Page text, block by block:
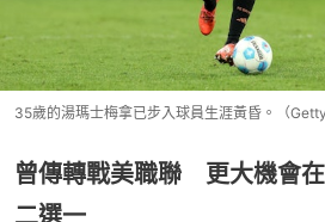
35歲的湯瑪士梅拿已步入球員生涯黃昏。（Getty
曾傳轉戰美職聯 更大機會
二選一